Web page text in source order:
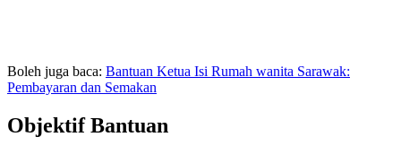
Boleh juga baca: Bantuan Ketua Isi Rumah wanita Sarawak:
Pembayaran dan Semakan
Objektif Bantuan